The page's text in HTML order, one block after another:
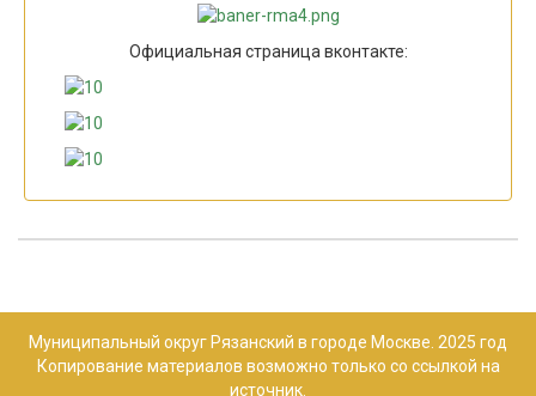
Официальная страница вконтакте:
Муниципальный округ Рязанский в городе Москве. 2025 год
Копирование материалов возможно только со ссылкой на
источник.